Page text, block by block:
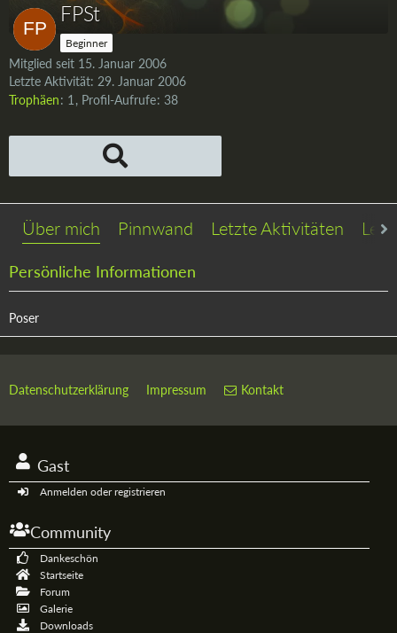
FPSt
Beginner
Mitglied seit 15. Januar 2006
Letzte Aktivität: 29. Januar 2006
Trophäen
1 Profil-Aufrufe 38
Über mich Pinnwand Letzte Aktivitäten
Persönliche Informationen
Poser
Datenschutzerklärung Impressum Kontakt
Gast
Anmelden oder registrieren
Community
Dankeschön
Startseite
Forum
Galerie
Downloads